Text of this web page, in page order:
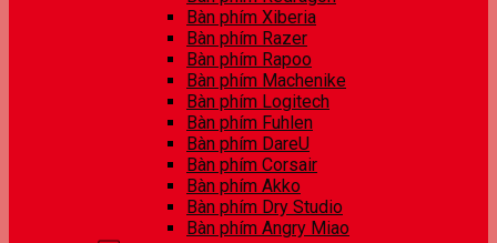
Bàn phím Xiberia
Bàn phím Razer
Bàn phím Rapoo
Bàn phím Machenike
Bàn phím Logitech
Bàn phím Fuhlen
Bàn phím DareU
Bàn phím Corsair
Bàn phím Akko
Bàn phím Dry Studio
Bàn phím Angry Miao